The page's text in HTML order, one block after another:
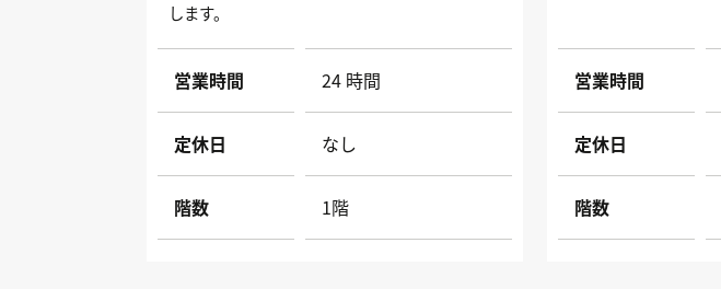
します。
営業時間 24 時間
定休日 なし
階数 1階
営業時間
定休日
階数